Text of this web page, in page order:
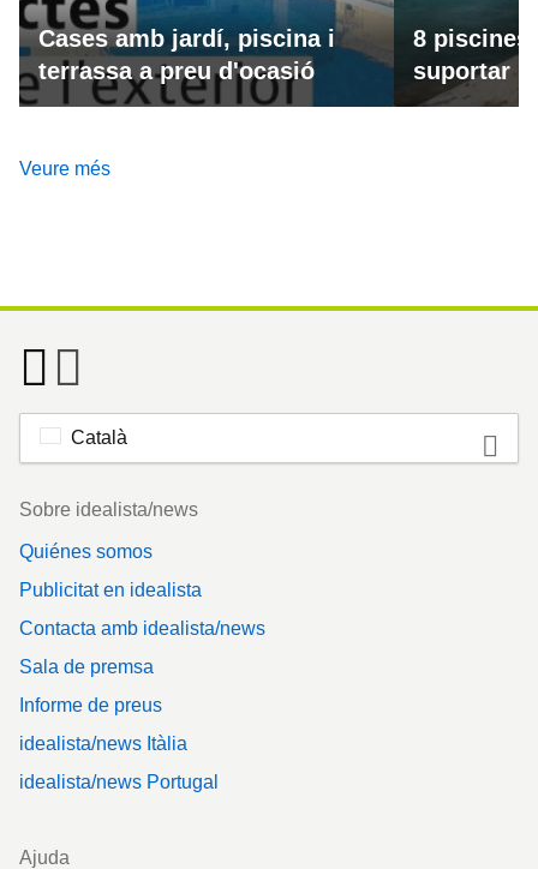
Cases amb jardí, piscina i
terrassa a preu d'ocasió
8 piscines
suportar
Veure més
Català
Footer
Sobre idealista/news
Quiénes somos
Publicitat en idealista
Contacta amb idealista/news
Sala de premsa
Informe de preus
idealista/news Itàlia
idealista/news Portugal
Ajuda